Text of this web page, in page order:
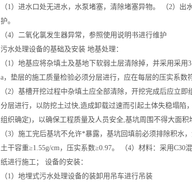
（1）进水口处无进水，水泵堵塞，清除堵塞异物。 （2）
护。
（4）二氧化氯发生器异常，参照使用说明书进行维护
污水处理设备的基础及安装 地基处理：
（1）地基应将杂填土及基地下软弱土层清除掉，并采用采
a，垫层的施工质量检验必须分层进行，应在每层的压实系数
（2）基槽开挖过程中杂填土应全部清除，开挖完成后应立
分层进行，以防挖土过快,造成卸载过速而引起土体失稳塌
组织确定)，以确保工程质量及人员安全,基坑周围不得大面积
（3）施工完后基坑不允许*暴露，基坑回填前必须排除积水
土干容重≥1.55g/cm，压实系数≥0.97。 （4）材料：采用
纸进行施工； 设备的安装：
（1）地埋式污水处理设备的装卸用吊车进行吊装